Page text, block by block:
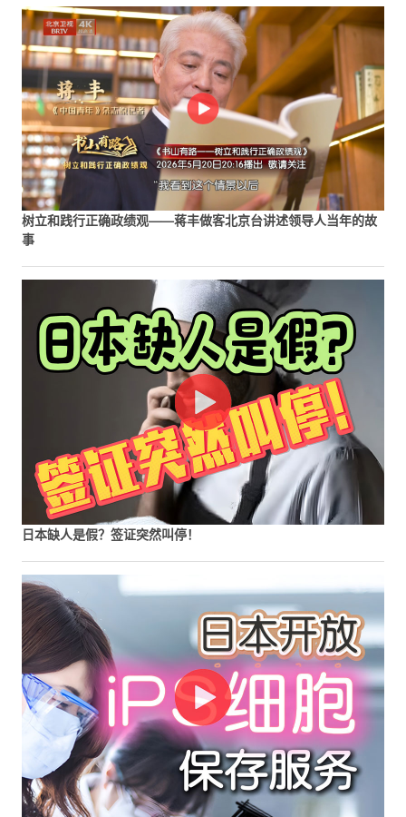
树立和践行正确政绩观——蒋丰做客北京台讲述领导人当年的故
事
日本缺人是假？签证突然叫停！